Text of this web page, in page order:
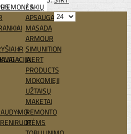
/ AKIŲ
APSAUGA
MASADA
ARMOUR
IR SIMUNITION
INERT
PRODUCTS
MOKOMIEJI
UŽTAISŲ
MAKETAI
REMONTO
IR